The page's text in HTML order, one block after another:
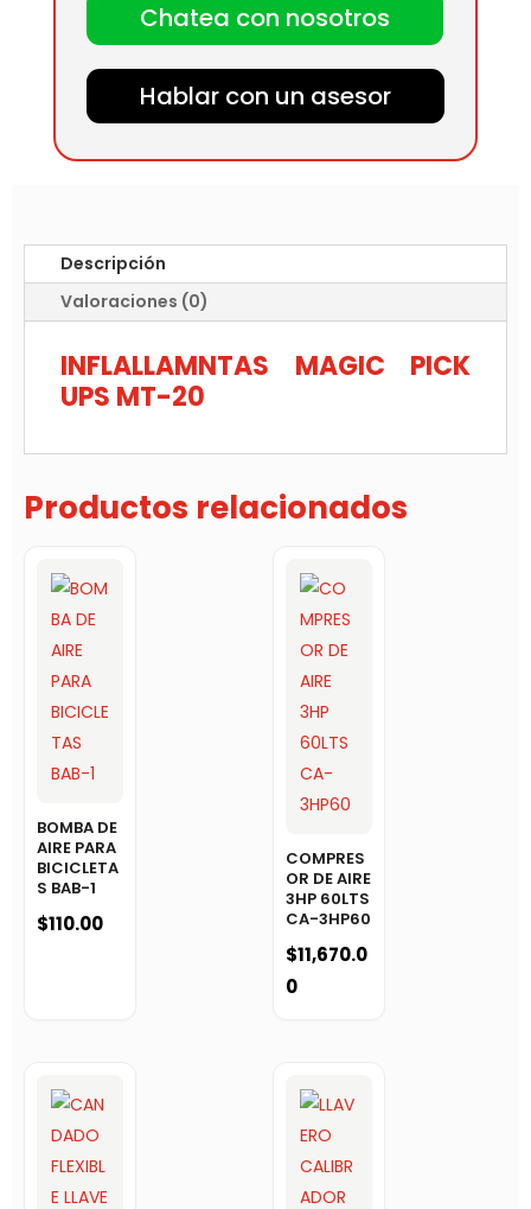
Chatea con nosotros
Hablar con un asesor
Descripción
Valoraciones (0)
INFLALLAMNTAS MAGIC PICK
UPS MT-20
Productos relacionados
BOMBA DE
AIRE PARA
BICICLETA
S BAB-1
$110.00
COMPRES
OR DE AIRE
3HP 60LTS
CA-3HP60
$11,670.0
0